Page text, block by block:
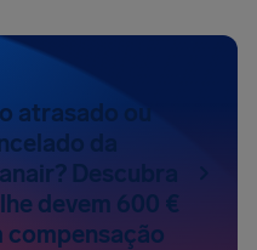
atrasado ou
da
Descubra
devem 600 €
compensação